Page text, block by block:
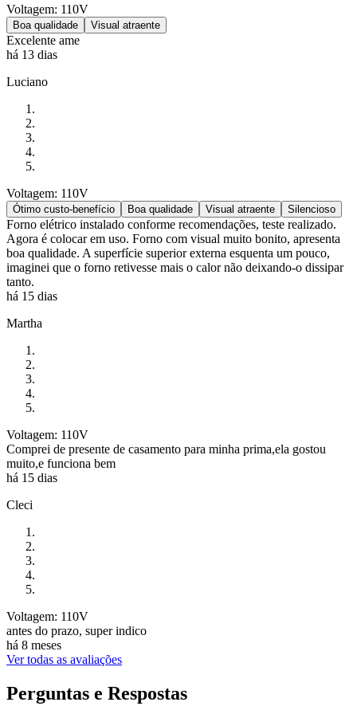
Voltagem: 110V
Boa qualidade Visual atraente
Excelente ame
há 13 dias
Luciano
Voltagem: 110V
Ótimo custo-benefício Boa qualidade Visual atraente Silencioso
Forno elétrico instalado conforme recomendações, teste realizado.
Agora é colocar em uso. Forno com visual muito bonito, apresenta
boa qualidade. A superfície superior externa esquenta um pouco,
imaginei que o forno retivesse mais o calor não deixando-o dissipar
tanto.
há 15 dias
Martha
Voltagem: 110V
Comprei de presente de casamento para minha prima,ela gostou
muito,e funciona bem
há 15 dias
Cleci
Voltagem: 110V
antes do prazo, super indico
há 8 meses
Ver todas as avaliações
Perguntas e Respostas